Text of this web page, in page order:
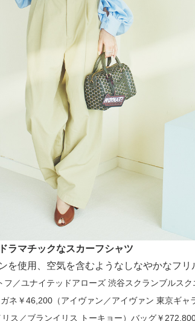
ラマチックなスカーフシャツ
を使用、空気を含むようなしなやかなフリ
／ユナイテッドアローズ 渋谷スクランブルス
ネ￥46,200（アイヴァン／アイヴァン 東京ギャ
ス／ブランイリス トーキョー）バッグ￥